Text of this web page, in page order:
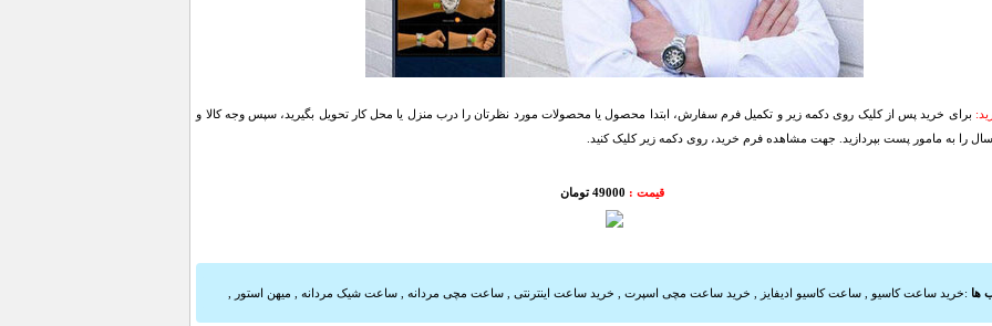
برای خرید پس از کلیک روی دکمه زیر و تکمیل فرم سفارش، ابتدا محصول یا محصولات مورد نظرتان را درب منزل یا محل کار تحویل بگیرید، سپس وجه کالا و
را به مامور پست بپردازید. جهت مشاهده فرم خرید، روی دکمه زیر کلیک کنید.
قیمت : 49000 تومان
ها :خرید ساعت کاسیو ساعت کاسیو ادیفایز خرید ساعت مچی اسپرت خرید ساعت اینترنتی ساعت مچی مردانه ساعت شیک مردانه میهن استور